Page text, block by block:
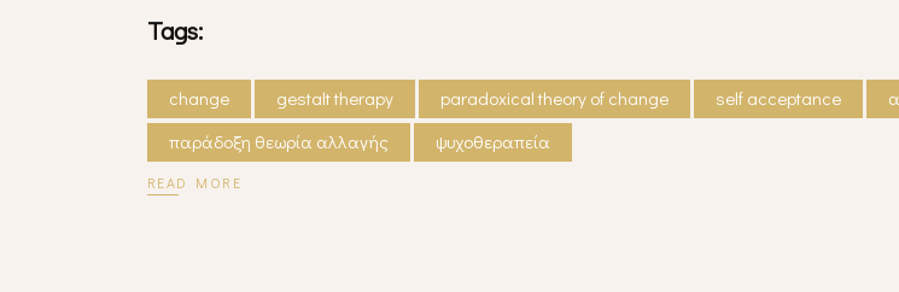
Tags:
change gestalt therapy paradoxical theory of change self acceptance
παράδοξη θεωρία αλλαγής
ψυχοθεραπεία
READ MORE